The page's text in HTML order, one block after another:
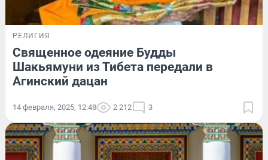
РЕЛИГИЯ
Священное одеяние Будды
Шакьямуни из Тибета передали в
Агинский дацан
14 февраля, 2025, 12:48 2 212 3